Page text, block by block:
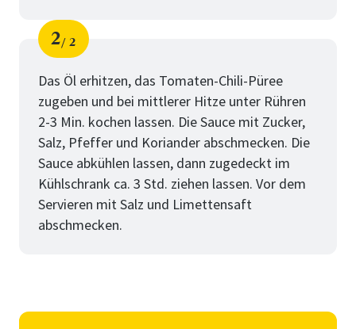
Schritt
2
von
2
Das Öl erhitzen, das Tomaten-Chili-Püree
zugeben und bei mittlerer Hitze unter Rühren
2-3 Min. kochen lassen. Die Sauce mit Zucker,
Salz, Pfeffer und Koriander abschmecken. Die
Sauce abkühlen lassen, dann zugedeckt im
Kühlschrank ca. 3 Std. ziehen lassen. Vor dem
Servieren mit Salz und Limettensaft
abschmecken.